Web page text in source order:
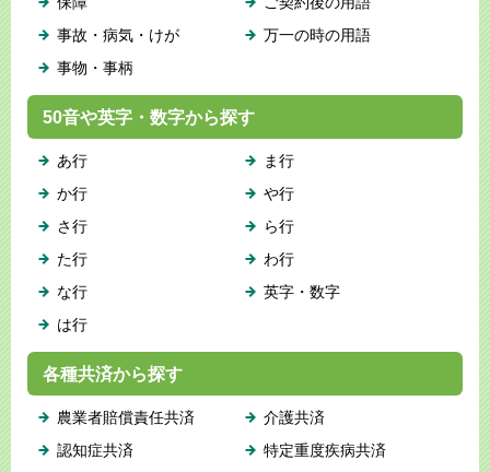
事故・病気・けが
事物・事柄
万一の時の用語
50音や英字・数字から探す
あ行
か行
さ行
た行
な行
は行
ま行
や行
ら行
わ行
英字・数字
各種共済から探す
農業者賠償責任共済
認知症共済
介護共済
特定重度疾病共済